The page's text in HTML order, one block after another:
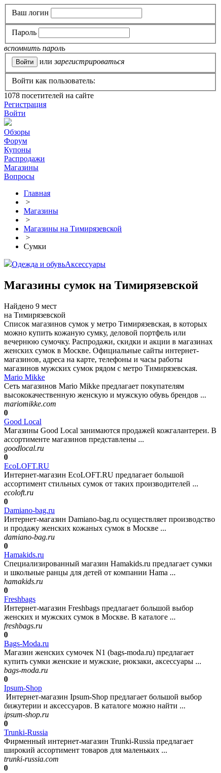
Ваш логин
Пароль
вспомнить пароль
или зарегистрироваться
Войти как пользователь:
1078 посетителей на сайте
Регистрация
Войти
Обзоры
Форум
Купоны
Распродажи
Магазины
Вопросы
Главная
>
Магазины
>
Магазины на Тимирязевской
>
Сумки
Одежда и обувьАксессуары
Магазины сумок на Тимирязевской
Найдено 9 мест
на Тимирязевской
Список магазинов сумок у метро Тимирязевская, в которых
можно купить кожаную сумку, деловой портфель или
вечернюю сумочку. Распродажи, скидки и акции в магазинах
женских сумок в Москве. Официальные сайты интернет-
магазинов, адреса на карте, телефоны и часы работы
магазинов мужских сумок рядом с метро Тимирязевская.
Mario Mikke
Сеть магазинов Mario Mikke предлагает покупателям
высококачественную женскую и мужскую обувь брендов ...
mariomikke.com
0
Good Local
Магазины Good Local занимаются продажей кожгалантереи. В
ассортименте магазинов представлены ...
goodlocal.ru
0
EcoLOFT.RU
Интернет-магазин EcoLOFT.RU предлагает большой
ассортимент стильных сумок от таких производителей ...
ecoloft.ru
0
Damiano-bag.ru
Интернет-магазин Damiano-bag.ru осуществляет производство
и продажу женских кожаных сумок в Москве ...
damiano-bag.ru
0
Hamakids.ru
Специализированный магазин Hamakids.ru предлагает сумки
и школьные ранцы для детей от компании Hama ...
hamakids.ru
0
Freshbags
Интернет-магазин Freshbags предлагает большой выбор
женских и мужских сумок в Москве. В каталоге ...
freshbags.ru
0
Bags-Moda.ru
Магазин женских сумочек N1 (bags-moda.ru) предлагает
купить сумки женские и мужские, рюкзаки, аксессуары ...
bags-moda.ru
0
Ipsum-Shop
Интернет-магазин Ipsum-Shop предлагает большой выбор
бижутерии и аксессуаров. В каталоге можно найти ...
ipsum-shop.ru
0
Trunki-Russia
Фирменный интернет-магазин Trunki-Russia предлагает
широкий ассортимент товаров для маленьких ...
trunki-russia.com
0